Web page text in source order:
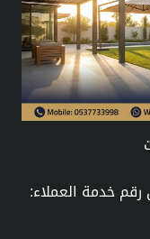
رقم خدمة العملاء: